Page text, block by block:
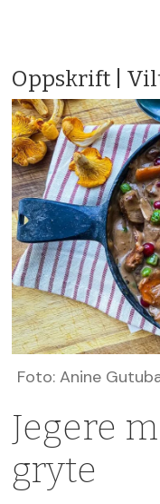
Oppskrift |
Foto: Anine
Jegere
gryte